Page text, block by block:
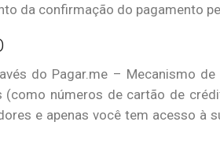
da confirmação do pagamento
do Pagar.me – Mecanismo
números de cartão de
e apenas você tem acesso à